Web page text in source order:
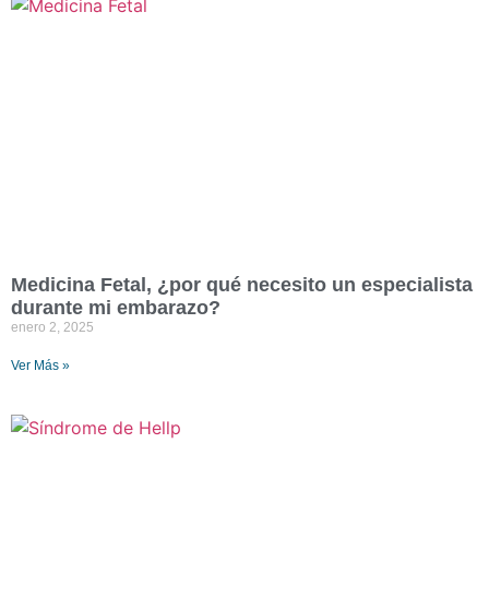
Medicina Fetal, ¿por qué necesito un especialista
durante mi embarazo?
enero 2, 2025
Ver Más »